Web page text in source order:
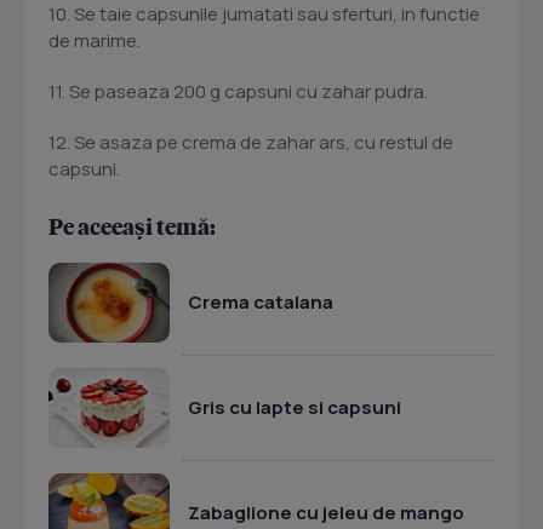
10. Se taie capsunile jumatati sau sferturi, in functie
de marime.
11. Se paseaza 200 g capsuni cu zahar pudra.
12. Se asaza pe crema de zahar ars, cu restul de
capsuni.
Pe aceeași temă:
Crema catalana
Gris cu lapte si capsuni
Zabaglione cu jeleu de mango